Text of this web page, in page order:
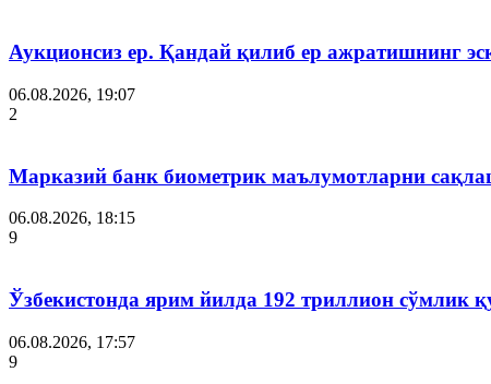
Аукционсиз ер. Қандай қилиб ер ажратишнинг
06.08.2026, 19:07
2
Марказий банк биометрик маълумотларни
06.08.2026, 18:15
9
Ўзбекистонда ярим йилда 192 триллион
06.08.2026, 17:57
9